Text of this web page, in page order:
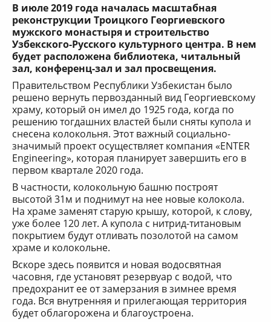
В июле 2019 года началась масштабная
реконструкции Троицкого Георгиевского
мужского монастыря и строительство
Узбекского-Русского культурного центра. В нем
будет расположена библиотека, читальный
зал, конференц-зал и зал просвещения.
Правительством Республики Узбекистан было
решено вернуть первозданный вид Георгиевскому
храму, который он имел до 1925 года, когда по
решению тогдашних властей были сняты купола и
снесена колокольня. Этот важный социально-
значимый проект осуществляет компания «ENTER
Engineering», которая планирует завершить его в
первом квартале 2020 года.
В частности, колокольную башню построят
высотой 31м и поднимут на нее новые колокола.
На храме заменят старую крышу, которой, к слову,
уже более 120 лет. А купола с нитрид-титановым
покрытием будут отливать позолотой на самом
храме и колокольне.
Вскоре здесь появится и новая водосвятная
часовня, где установят резервуар с водой, что
предохранит ее от замерзания в зимнее время
года. Вся внутренняя и прилегающая территория
будет облагорожена и благоустроена.